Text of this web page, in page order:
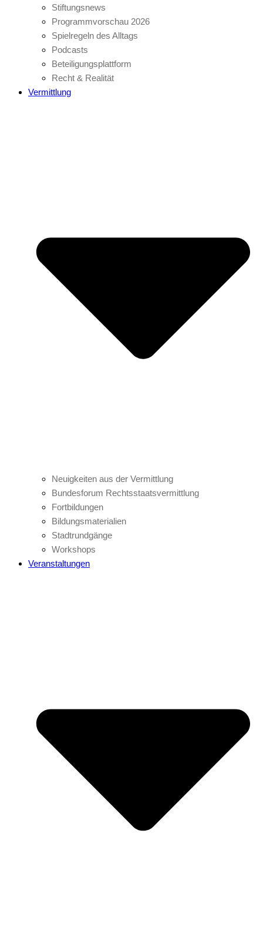
Stiftungsnews
Programmvorschau 2026
Spielregeln des Alltags
Podcasts
Beteiligungsplattform
Recht & Realität
Vermittlung
Neuigkeiten aus der Vermittlung
Bundesforum Rechtsstaatsvermittlung
Fortbildungen
Bildungsmaterialien
Stadtrundgänge
Workshops
Veranstaltungen